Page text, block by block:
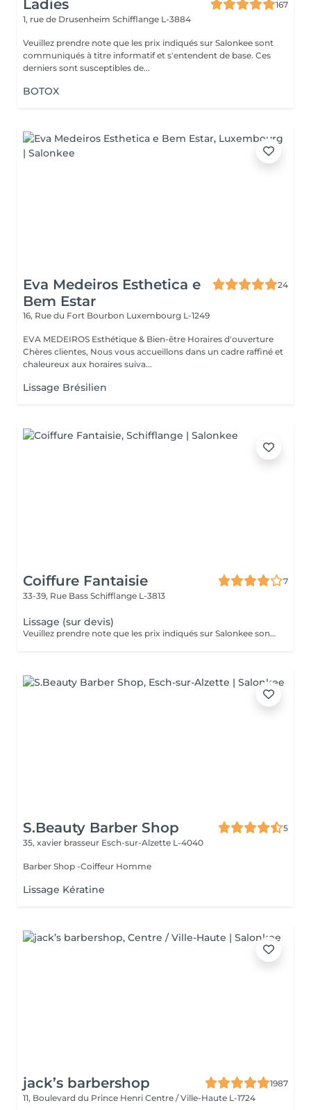
Ladies
167
1, rue de Drusenheim Schifflange L-3884
Veuillez prendre note que les prix indiqués sur Salonkee sont
communiqués à titre informatif et s'entendent de base. Ces
derniers sont susceptibles de...
BOTOX
Eva Medeiros Esthetica e
Bem Estar
24
16, Rue du Fort Bourbon Luxembourg L-1249
EVA MEDEIROS Esthétique & Bien-être Horaires d'ouverture
Chères clientes, Nous vous accueillons dans un cadre raffiné et
chaleureux aux horaires suiva...
Lissage Brésilien
Coiffure Fantaisie
7
33-39, Rue Bass Schifflange L-3813
Lissage (sur devis)
Veuillez prendre note que les prix indiqués sur Salonkee sont communiqués à titre informatif et s'entendent de base. Ces derniers sont susceptibles de varier selon le diagnostic réalisé à votre arrivée au salon et l'expertise du professionnel à qui vous confiez votre beauté. Dans tous les cas, un devis précis vous sera proposé et toutes réalisations de prestations seront effectuées avec votre accord. Un grand merci d'avance pour votre compréhension. Au plaisir de vous recevoir très vite.
S.Beauty Barber Shop
5
35, xavier brasseur Esch-sur-Alzette L-4040
Barber Shop -Coiffeur Homme
Lissage Kératine
jack’s barbershop
1987
11, Boulevard du Prince Henri Centre / Ville-Haute L-1724